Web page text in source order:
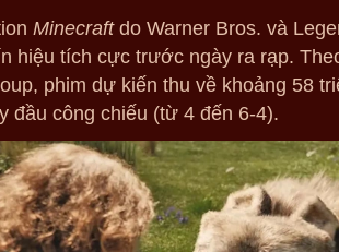
Minecraftdo Warner Bros. và
hiệu tích cực trước ngày ra rạp.
phim dự kiến thu về khoảng 58
đầu công chiếu (từ 4 đến 6-4).